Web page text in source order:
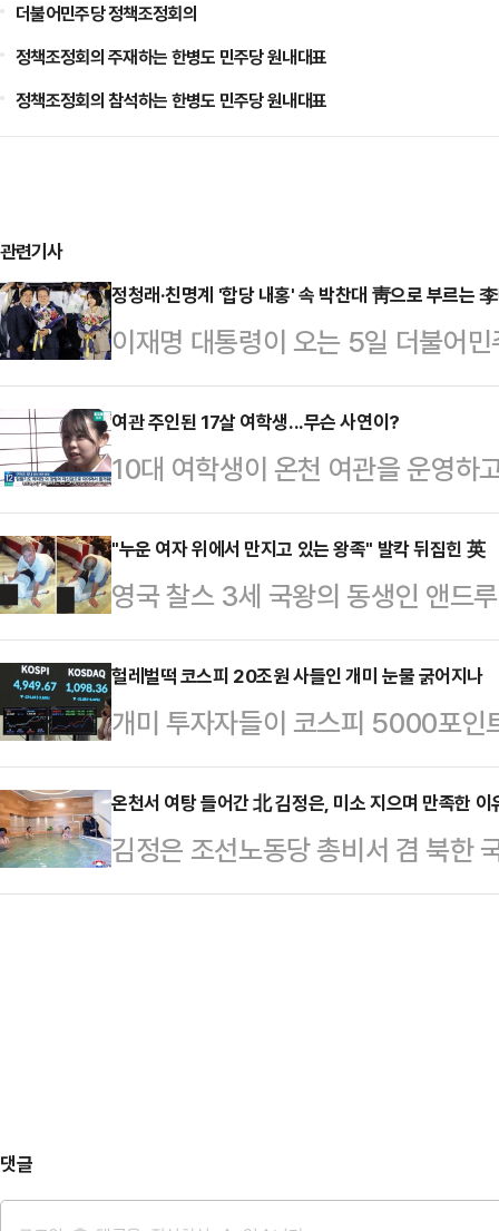
더불어민주당 정책조정회의
정책조정회의 주재하는 한병도 민주당 원내대표
정책조정회의 참석하는 한병도 민주당 원내대표
관련기사
정청래·친명계 '합당 내홍' 속 박찬대 靑으로 부르는
이재명 대통령이 오는 5일 더불어
찬대 전 원내대표 등 전직 원내지도
예정이다. 초청 대상은 박 전 원내대
군 의원 등으로 친명계로 분류되는
되던 회동이 박 전 원내대표의 8·2
진되는 것으로 알려졌지만, 이번 만
나오고 있다.우선 이 대통령이 6·3
전 원내대표에게…
여관 주인된 17살 여학생...무슨 사연이?
10대 여학생이 온천 여관을 운영하
있다.2일 KBS에 따르면 일본 군마
17세의 구와코 유나양이 운영을 맡
텔이 들어오면서 여관이 폐업 위기
로 결심했다.방송통신고등학교에
영업일을 주 4일로 조정했다. 또 학
지를 개편하고, 숙박 사이트에 올라
나섰다.이 같은 노력의…
"누운 여자 위에서 만지고 있는 왕족" 발칵 뒤집힌 英
영국 찰스 3세 국왕의 동생인 앤드
손을 대고 있는 사진이 공개돼 파
무부가 지난달 30일(현지시간) 추
왕자가 실내 바닥에 누워있는 한 여
진에서 앤드루는 바닥에 누워있는
다. 또 다른 사진들에서는 누운 여
거나 여성의 옆구리에 손을 올린 채
다.BBC는…
헐레벌떡 코스피 20조원 사들인 개미 눈물 굵어지나
개미 투자자들이 코스피 5000포인
운 가운데 단기 급등, 대외 변수 등
최근 코스피에서 19조원을 순매수
쥐고 눈물을 흘리는 모습이 반복될
날 코스피 지수는 전장 대비
온천서 여탕 들어간 北 김정은, 미소 지으며 만족한 이
김정은 조선노동당 총비서 겸 북한
못하다"며 강하게 질타했던 온천
댓글